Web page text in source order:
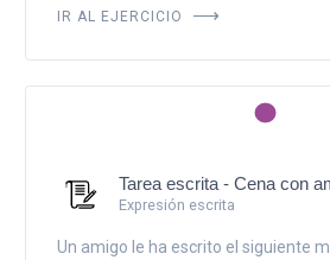
IR AL EJERCICIO
Tarea escrita - Cena con
Expresión escrita
Un amigo le ha escrito el siguiente